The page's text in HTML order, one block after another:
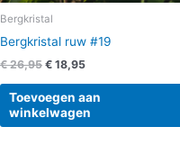
Bergkristal
Bergkristal ruw #19
€26,95 € 18,95
Toevoegen aan
winkelwagen